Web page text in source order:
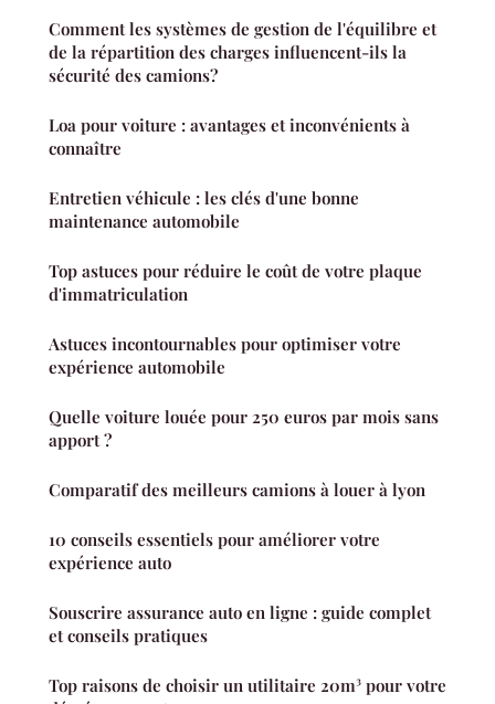
Comment les systèmes de gestion de l'équilibre et
de la répartition des charges influencent-ils la
sécurité des camions?
Loa pour voiture : avantages et inconvénients à
connaître
Entretien véhicule : les clés d'une bonne
maintenance automobile
Top astuces pour réduire le coût de votre plaque
d'immatriculation
Astuces incontournables pour optimiser votre
expérience automobile
Quelle voiture louée pour 250 euros par mois sans
apport ?
Comparatif des meilleurs camions à louer à lyon
10 conseils essentiels pour améliorer votre
expérience auto
Souscrire assurance auto en ligne : guide complet
et conseils pratiques
Top raisons de choisir un utilitaire 20m³ pour votre